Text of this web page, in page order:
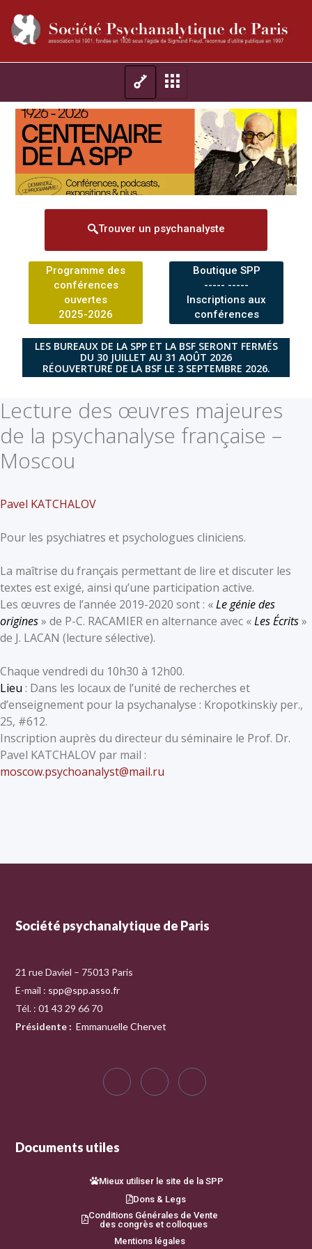
Trouver un psychanalyste
Programme des
conférences
ouvertes
2025-2026
Boutique SPP
----- -----
Inscriptions aux
conférences
LES BUREAUX DE LA SPP ET LA BSF SERONT FERMÉS
DU 30 JUILLET AU 31 AOÛT 2026
RÉOUVERTURE DE LA BSF LE 3 SEPTEMBRE 2026.
Lecture des œuvres majeures
de la psychanalyse française –
Moscou
Pavel KATCHALOV
Pour les psychiatres et psychologues cliniciens.
La maîtrise du français permettant de lire et discuter les
textes est exigé, ainsi qu’une participation active.
Les œuvres de l’année 2019-2020 sont : «Le génie des
origines» de P-C. RACAMIER en alternance avec «Les Écrits»
de J. LACAN (lecture sélective).
Chaque vendredi du 10h30 à 12h00.
Lieu : Dans les locaux de l’unité de recherches et
d’enseignement pour la psychanalyse : Kropotkinskiy per.,
25, #612.
Inscription auprès du directeur du séminaire le Prof. Dr.
Pavel KATCHALOV par mail :
moscow.psychoanalyst@mail.ru
Société psychanalytique de Paris
21 rue Daviel – 75013 Paris
E-mail : spp@spp.asso.fr
Tél. : 01 43 29 66 70
Présidente : Emmanuelle Chervet
Documents utiles
Mieux utiliser le site de la SPP
Dons & Legs
Conditions Générales de Vente
des congrès et colloques
Mentions légales